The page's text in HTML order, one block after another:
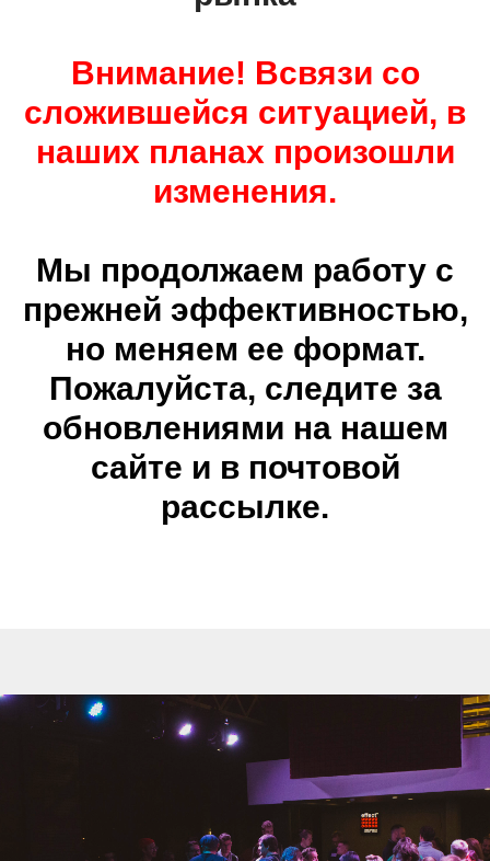
Внимание! Всвязи со
сложившейся ситуацией, в
наших планах произошли
изменения.
Мы продолжаем работу с
прежней эффективностью,
но меняем ее формат.
Пожалуйста, следите за
обновлениями на нашем
сайте и в почтовой
рассылке.